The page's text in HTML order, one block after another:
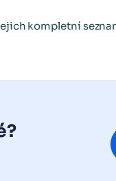
kompletní